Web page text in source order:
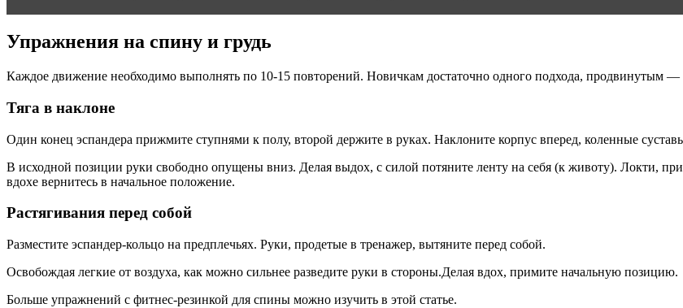
Упражнения на спину и грудь
Каждое движение необходимо выполнять по 10-15 повторений. Новичкам достаточно одного подхода, продвинутым —
Тяга в наклоне
Один конец эспандера прижмите ступнями к полу, второй держите в руках. Наклоните корпус вперед, коленные
В исходной позиции руки свободно опущены вниз. Делая выдох, с силой потяните ленту на себя (к животу). Локти,
вдохе вернитесь в начальное положение.
Растягивания перед собой
Разместите эспандер-кольцо на предплечьях. Руки, продетые в тренажер, вытяните перед собой.
Освобождая легкие от воздуха, как можно сильнее разведите руки в стороны.Делая вдох, примите начальную позицию.
Больше упражнений с фитнес-резинкой для спины можно изучить в этой статье.